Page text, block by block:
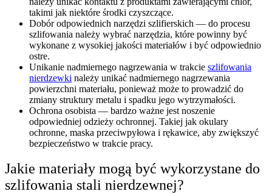
takimi jak niektóre środki czyszczące.
Dobór odpowiednich narzędzi szlifierskich — do procesu
szlifowania należy wybrać narzędzia, które powinny być
wykonane z wysokiej jakości materiałów i być odpowiednio
ostre.
Unikanie nadmiernego nagrzewania w trakcie szlifowania
nierdzewki należy unikać nadmiernego nagrzewania
powierzchni materiału, ponieważ może to prowadzić do
zmiany struktury metalu i spadku jego wytrzymałości.
Ochrona osobista — bardzo ważne jest noszenie
odpowiedniej odzieży ochronnej. Takiej jak okulary
ochronne, maska przeciwpyłowa i rękawice, aby zwiększyć
bezpieczeństwo w trakcie pracy.
Jakie materiały mogą być wykorzystane do
szlifowania stali nierdzewnej?